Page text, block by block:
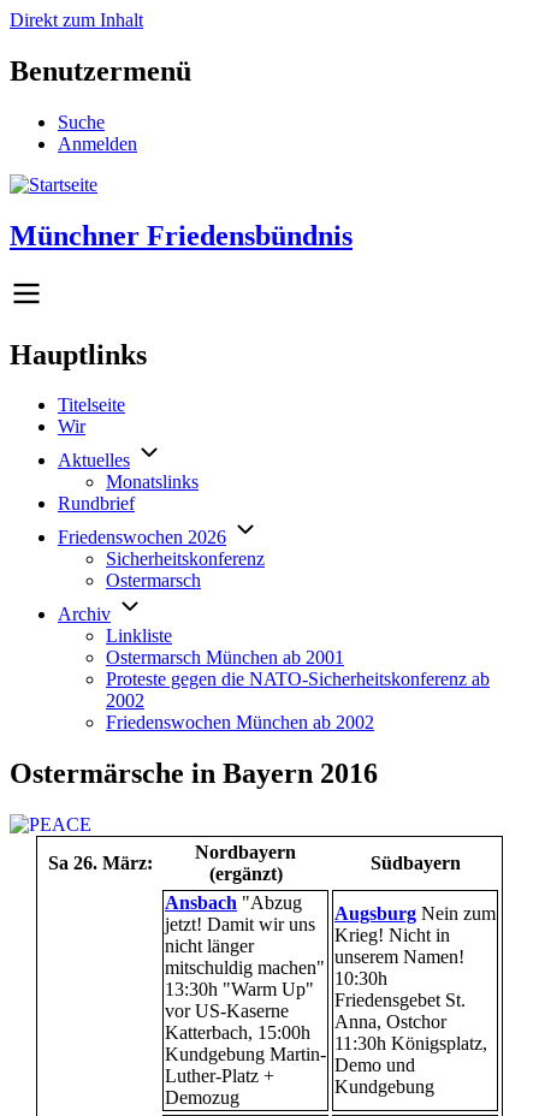
Direkt zum Inhalt
Benutzermenü
Suche
Anmelden
Münchner Friedensbündnis
Hauptlinks
Titelseite
Wir
Aktuelles
Monatslinks
Rundbrief
Friedenswochen 2026
Sicherheitskonferenz
Ostermarsch
Archiv
Linkliste
Ostermarsch München ab 2001
Proteste gegen die NATO-Sicherheitskonferenz ab
2002
Friedenswochen München ab 2002
Ostermärsche in Bayern 2016
Sa 26. März:
Nordbayern
(ergänzt)
Südbayern
Ansbach "Abzug
jetzt! Damit wir uns
nicht länger
mitschuldig machen"
13:30h "Warm Up"
vor US-Kaserne
Katterbach, 15:00h
Kundgebung Martin-
Luther-Platz +
Demozug
Augsburg Nein zum
Krieg! Nicht in
unserem Namen!
10:30h
Friedensgebet St.
Anna, Ostchor
11:30h Königsplatz,
Demo und
Kundgebung